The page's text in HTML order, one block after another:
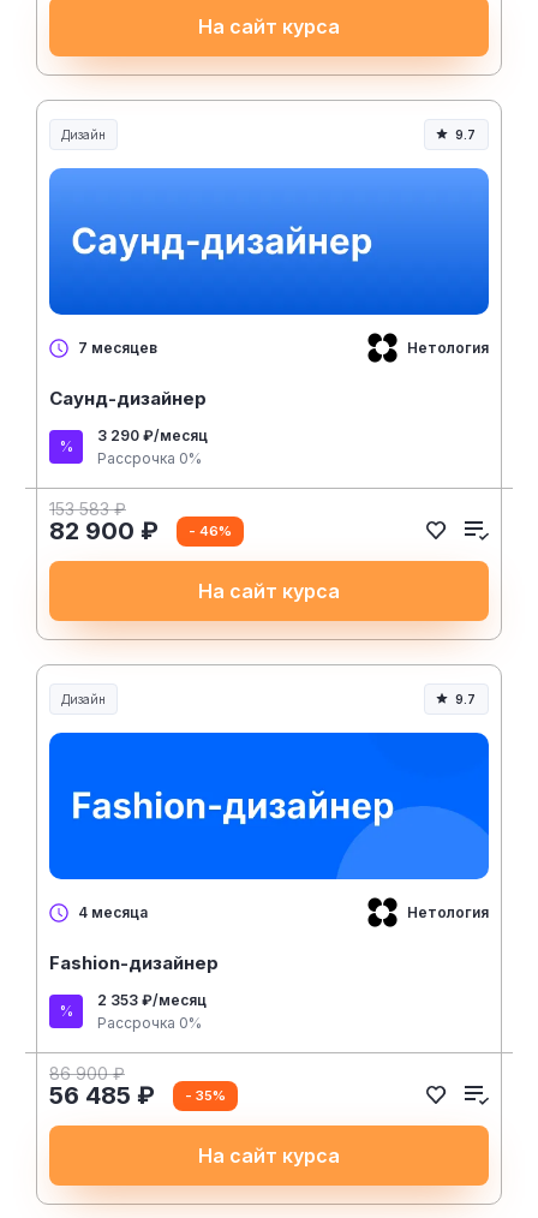
На сайт курса
Дизайн 9.7
7 месяцев Нетология
Саунд-дизайнер
3 290 ₽/месяц
Рассрочка 0%
153 583 ₽
82 900 ₽ - 46%
На сайт курса
Дизайн 9.7
4 месяца Нетология
Fashion-дизайнер
2 353 ₽/месяц
Рассрочка 0%
86 900 ₽
56 485 ₽ - 35%
На сайт курса